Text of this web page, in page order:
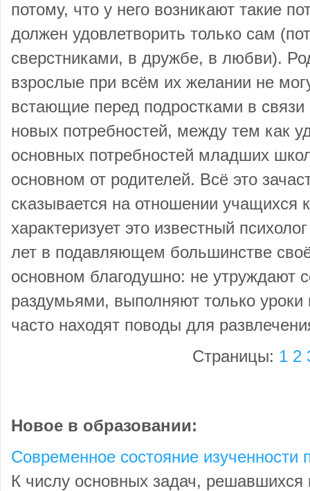
потому, что у него возникают такие
должен удовлетворить только сам
сверстниками, в дружбе, в любви).
взрослые при всём их желании не
встающие перед подростками в связи
новых потребностей, между тем как
основных потребностей младших
основном от родителей. Всё это
сказывается на отношении учащихся
характеризует это известный
лет в подавляющем большинстве
основном благодушно: не утруждают
раздумьями, выполняют только уроки
часто находят поводы для
Страницы: 1 2
Новое в образовании:
Современное состояние изученности
К числу основных задач, решавшихся